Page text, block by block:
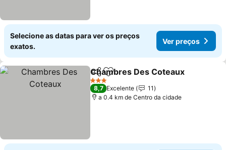
Selecione as datas para ver os preços
exatos.
Ver preços
PartilharAdicionar aos favoritos
Chambres Des Coteaux
3 Estrelas
8,7 Excelente
11
a 0.4 km de Centro da cidade